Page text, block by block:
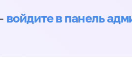
войдите в панель